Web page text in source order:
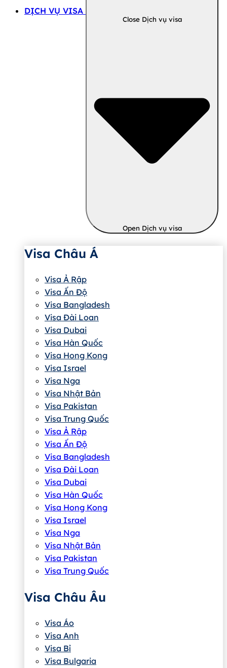
DỊCH VỤ VISA
Close Dịch vụ visa
Open Dịch vụ visa
Visa Châu Á
Visa Ả Rập
Visa Ấn Độ
Visa Bangladesh
Visa Đài Loan
Visa Dubai
Visa Hàn Quốc
Visa Hong Kong
Visa Israel
Visa Nga
Visa Nhật Bản
Visa Pakistan
Visa Trung Quốc
Visa Ả Rập
Visa Ấn Độ
Visa Bangladesh
Visa Đài Loan
Visa Dubai
Visa Hàn Quốc
Visa Hong Kong
Visa Israel
Visa Nga
Visa Nhật Bản
Visa Pakistan
Visa Trung Quốc
Visa Châu Âu
Visa Áo
Visa Anh
Visa Bỉ
Visa Bulgaria